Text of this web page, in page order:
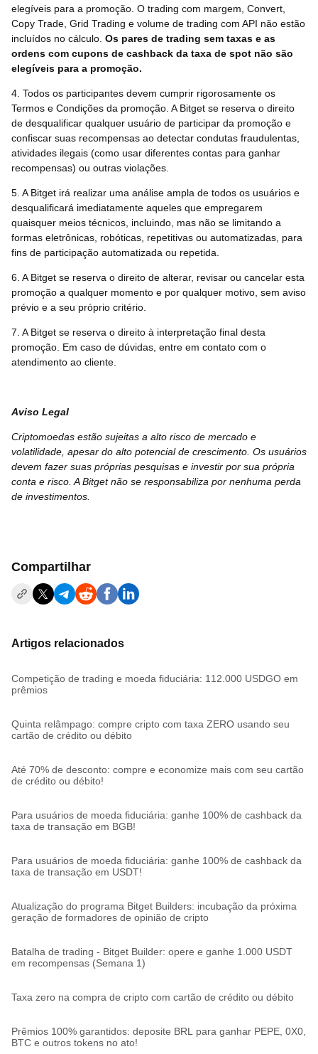
elegíveis para a promoção. O trading com margem, Convert,
Copy Trade, Grid Trading e volume de trading com API não estão
incluídos no cálculo. Os pares de trading sem taxas e as
ordens com cupons de cashback da taxa de spot não são
elegíveis para a promoção.
4. Todos os participantes devem cumprir rigorosamente os
Termos e Condições da promoção. A Bitget se reserva o direito
de desqualificar qualquer usuário de participar da promoção e
confiscar suas recompensas ao detectar condutas fraudulentas,
atividades ilegais (como usar diferentes contas para ganhar
recompensas) ou outras violações.
5. A Bitget irá realizar uma análise ampla de todos os usuários e
desqualificará imediatamente aqueles que empregarem
quaisquer meios técnicos, incluindo, mas não se limitando a
formas eletrônicas, robóticas, repetitivas ou automatizadas, para
fins de participação automatizada ou repetida.
6. A Bitget se reserva o direito de alterar, revisar ou cancelar esta
promoção a qualquer momento e por qualquer motivo, sem aviso
prévio e a seu próprio critério.
7. A Bitget se reserva o direito à interpretação final desta
promoção. Em caso de dúvidas, entre em contato com o
atendimento ao cliente.
Aviso Legal
Criptomoedas estão sujeitas a alto risco de mercado e
volatilidade, apesar do alto potencial de crescimento. Os usuários
devem fazer suas próprias pesquisas e investir por sua própria
conta e risco. A Bitget não se responsabiliza por nenhuma perda
de investimentos.
Compartilhar
Artigos relacionados
Competição de trading e moeda fiduciária: 112.000 USDGO em
prêmios
Quinta relâmpago: compre cripto com taxa ZERO usando seu
cartão de crédito ou débito
Até 70% de desconto: compre e economize mais com seu cartão
de crédito ou débito!
Para usuários de moeda fiduciária: ganhe 100% de cashback da
taxa de transação em BGB!
Para usuários de moeda fiduciária: ganhe 100% de cashback da
taxa de transação em USDT!
Atualização do programa Bitget Builders: incubação da próxima
geração de formadores de opinião de cripto
Batalha de trading - Bitget Builder: opere e ganhe 1.000 USDT
em recompensas (Semana 1)
Taxa zero na compra de cripto com cartão de crédito ou débito
Prêmios 100% garantidos: deposite BRL para ganhar PEPE, 0X0,
BTC e outros tokens no ato!